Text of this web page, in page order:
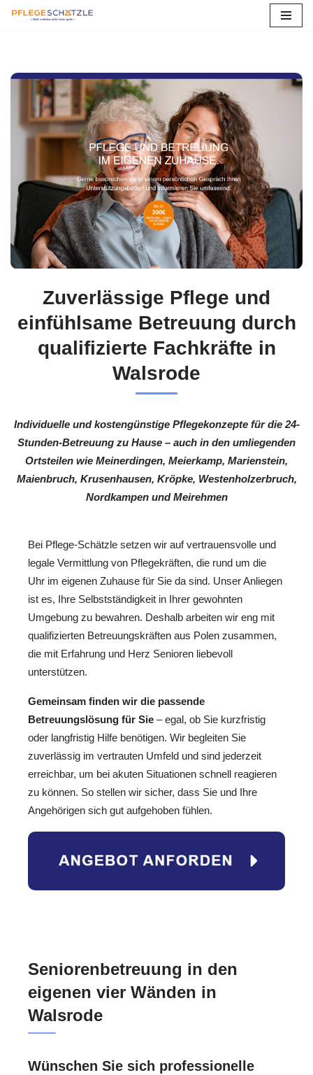
springen
Zuverlässige Pflege und
einfühlsame Betreuung durch
qualifizierte Fachkräfte in
Walsrode
Individuelle und kostengünstige Pflegekonzepte für die 24-
Stunden-Betreuung zu Hause – auch in den umliegenden
Ortsteilen wie Meinerdingen, Meierkamp, Marienstein,
Maienbruch, Krusenhausen, Kröpke, Westenholzerbruch,
Nordkampen und Meirehmen
Bei Pflege-Schätzle setzen wir auf vertrauensvolle und
legale Vermittlung von Pflegekräften, die rund um die
Uhr im eigenen Zuhause für Sie da sind. Unser Anliegen
ist es, Ihre Selbstständigkeit in Ihrer gewohnten
Umgebung zu bewahren. Deshalb arbeiten wir eng mit
qualifizierten Betreuungskräften aus Polen zusammen,
die mit Erfahrung und Herz Senioren liebevoll
unterstützen.
Gemeinsam finden wir die passende
Betreuungslösung für Sie – egal, ob Sie kurzfristig
oder langfristig Hilfe benötigen. Wir begleiten Sie
zuverlässig im vertrauten Umfeld und sind jederzeit
erreichbar, um bei akuten Situationen schnell reagieren
zu können. So stellen wir sicher, dass Sie und Ihre
Angehörigen sich gut aufgehoben fühlen.
Seniorenbetreuung in den
eigenen vier Wänden in
Walsrode
Wünschen Sie sich professionelle